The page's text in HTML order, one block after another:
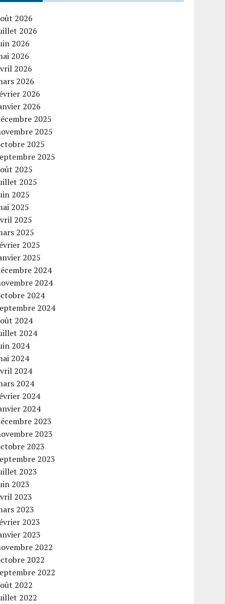
2026
2026
2026
2026
2026
2026
2026
2026
2025
2025
2025
2025
2025
2025
2025
2025
2025
2025
2025
2025
2024
2024
2024
2024
2024
2024
2024
2024
2024
2024
2024
2024
2023
2023
2023
2023
2023
2023
2023
2023
2023
2023
2022
2022
2022
2022
2022